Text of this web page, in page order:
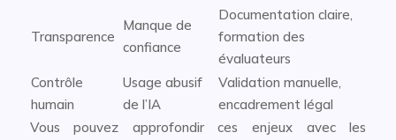
Transparence
Manque de
confiance
Documentation claire,
formation des
évaluateurs
Contrôle
humain
Usage abusif
de l’IA
Validation manuelle,
encadrement légal
Vous pouvez approfondir ces enjeux avec les